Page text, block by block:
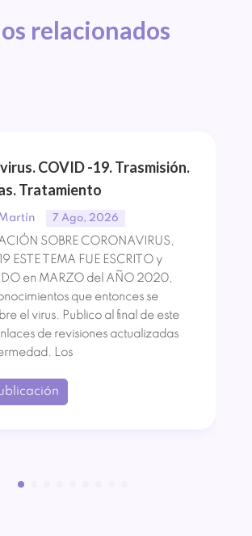
relacionados
COVID -19. Trasmisión.
Tratamiento
7 Ago, 2026
SOBRE CORONAVIRUS,
ESTE TEMA FUE ESCRITO y
en MARZO del AÑO 2020,
que entonces se
el virus. Publico al final de este
de revisiones actualizadas
Los